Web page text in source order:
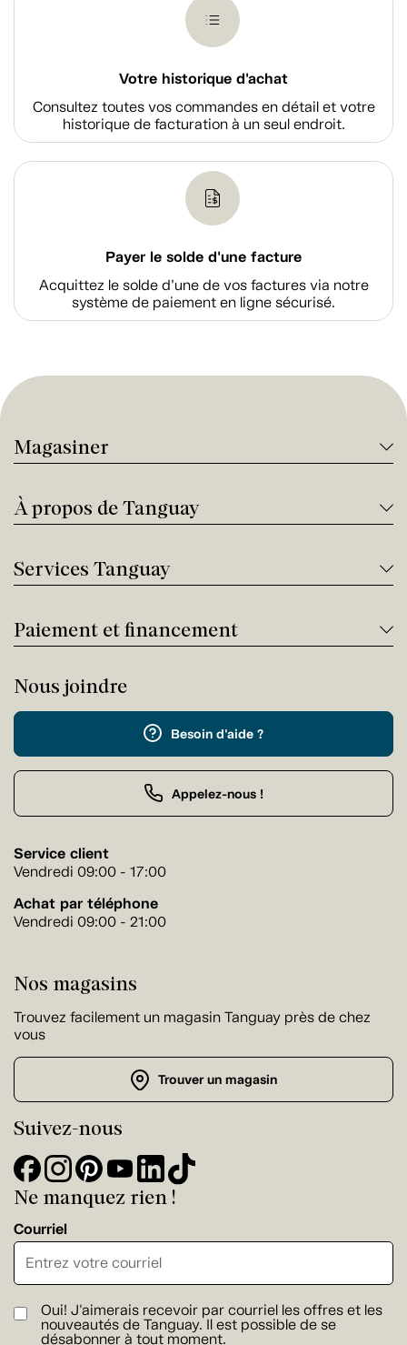
Votre historique d'achat
Consultez toutes vos commandes en détail et votre
historique de facturation à un seul endroit.
Payer le solde d'une facture
Acquittez le solde d’une de vos factures via notre
système de paiement en ligne sécurisé.
Magasiner
À propos de Tanguay
Services Tanguay
Paiement et financement
Nous joindre
Besoin d'aide ?
Appelez-nous !
Service client
Vendredi 09:00 - 17:00
Achat par téléphone
Vendredi 09:00 - 21:00
Nos magasins
Trouvez facilement un magasin Tanguay près de chez
vous
Trouver un magasin
Suivez-nous
Ne manquez rien !
Courriel
Oui! J'aimerais recevoir par courriel les offres et les
nouveautés de Tanguay. Il est possible de se
désabonner à tout moment.